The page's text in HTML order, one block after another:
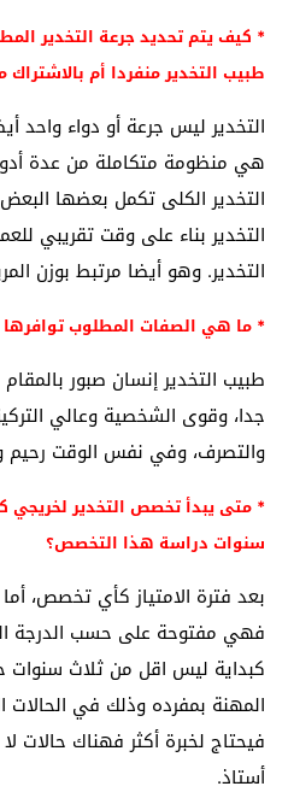
* كيف يتم تحديد جرعة التخدير
طبيب التخدير منفردا أم بالاشتراك
التخدير ليس جرعة أو دواء واحد
هي منظومة متكاملة من عدة
التخدير الكلى تكمل بعضها
التخدير بناء على وقت تقريبي
التخدير. وهو أيضا مرتبط بوزن
* ما هي الصفات المطلوب
طبيب التخدير إنسان صبور بالمقام
جدا، وقوى الشخصية وعالي
والتصرف، وفي نفس الوقت رحيم
* متى يبدأ تخصص التخدير لخريجي
سنوات دراسة هذا التخصص؟
بعد فترة الامتياز كأي تخصص،
فهي مفتوحة على حسب الدرجة
كبداية ليس اقل من ثلاث سنوات
المهنة بمفرده وذلك في
فيحتاج لخبرة أكثر فهناك حالات
أستاذ.